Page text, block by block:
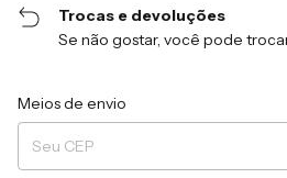
Trocas e devoluções
Se não gostar, você pode
Entregas para o CEP:
Meios de envio